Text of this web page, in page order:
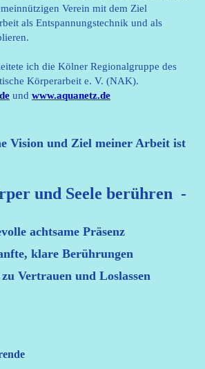
Verein mit dem Ziel
als Entspannungstechnik und als
ich die Kölner Regionalgruppe des
Körperarbeit e. V. (NAK).
und www.aquanetz.de
Vision und Ziel meiner Arbeit ist
und Seele berühren -
achtsame Präsenz
klare Berührungen
Vertrauen und Loslassen